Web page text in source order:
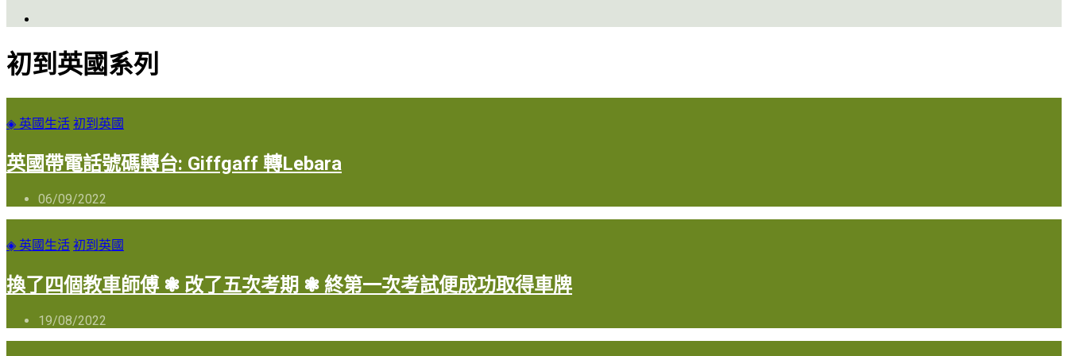
初到英國系列
◈ 英國生活 初到英國
英國帶電話號碼轉台: Giffgaff 轉Lebara
06/09/2022
◈ 英國生活 初到英國
換了四個教車師傅 ❃ 改了五次考期 ❃ 終第一次考試便成功取得車牌
19/08/2022